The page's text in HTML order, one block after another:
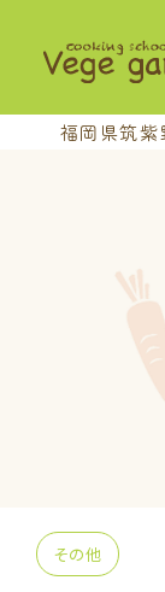
福岡県筑紫
教室の特長
プライベー
その他